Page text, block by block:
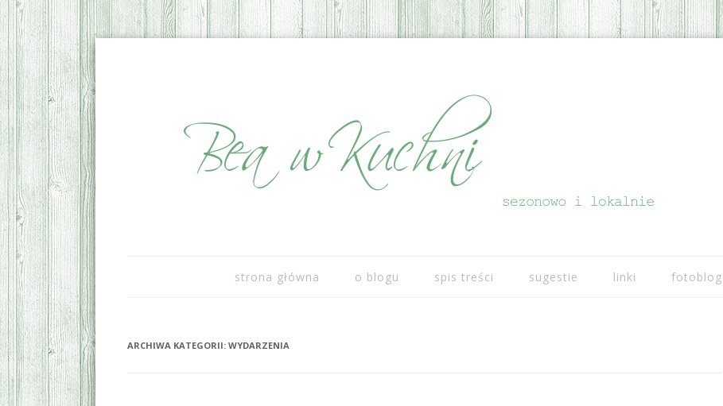
strona główna
o blogu spis treści sugestie linki fotoblog
ARCHIWA KATEGORII: WYDARZENIA